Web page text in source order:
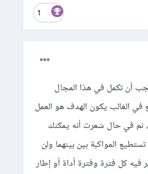
1
أن تكمل في هذا المجال
في الغالب يكون الهدف هو العمل
ثم في حال شعرت أنه يمكنك
المواكبة بين بينهما ولن
كل فترة وفترة أداة أو إطار